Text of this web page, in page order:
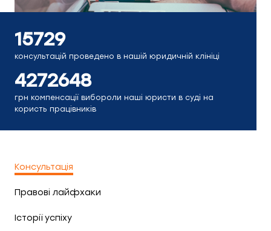
15729
консультацій проведено в нашій юридичній клініці
4272648
грн компенсації вибороли наші юристи в суді на
користь працівників
Консультація
Правові лайфхаки
Історії успіху